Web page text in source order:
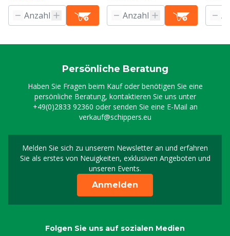
Persönliche Beratung
Haben Sie Fragen beim Kauf oder benötigen Sie eine
persönliche Beratung, kontaktieren Sie uns unter
+49(0)2833 92360 oder senden Sie eine E-Mail an
verkauf@schippers.eu
Melden Sie sich zu unserem Newsletter an und erfahren
Sie als erstes von Neuigkeiten, exklusiven Angeboten und
unseren Events.
Melden Sie sich für
Anmelden
Folgen Sie uns auf sozialen Medien